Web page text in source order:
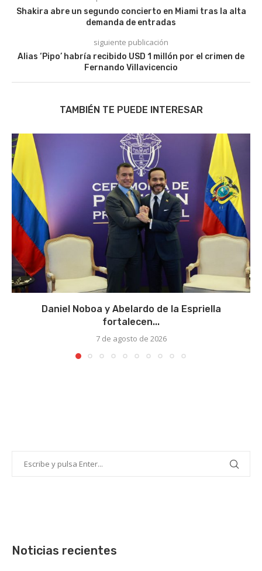
Shakira abre un segundo concierto en Miami tras la alta
demanda de entradas
siguiente publicación
Alias ‘Pipo’ habría recibido USD 1 millón por el crimen de
Fernando Villavicencio
TAMBIÉN TE PUEDE INTERESAR
Daniel Noboa y Abelardo de la Espriella
fortalecen...
7 de agosto de 2026
Noticias recientes